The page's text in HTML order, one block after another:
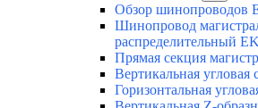
Обзор шинопроводов
Шинопровод
распределительный
Прямая секция
Вертикальная угловая
Горизонтальная